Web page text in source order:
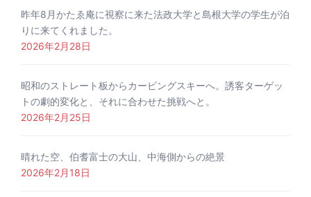
昨年8月かたゑ庵に視察に来た法政大学と島根大学の学生が泊
りに来てくれました。
2026年2月28日
昭和のストレート板からカービングスキーへ。誘客ターゲッ
トの劇的変化と、それに合わせた挑戦へと。
2026年2月25日
晴れた空、伯耆富士の大山、中海側からの絶景
2026年2月18日